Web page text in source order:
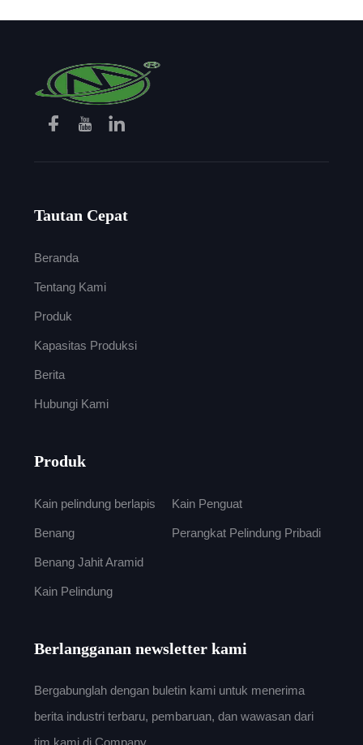
Tautan Cepat
Beranda
Tentang Kami
Produk
Kapasitas Produksi
Berita
Hubungi Kami
Produk
Kain pelindung berlapis
Benang
Benang Jahit Aramid
Kain Pelindung
Kain Penguat
Perangkat Pelindung Pribadi
Berlangganan newsletter kami
Bergabunglah dengan buletin kami untuk menerima
berita industri terbaru, pembaruan, dan wawasan dari
tim kami di Company